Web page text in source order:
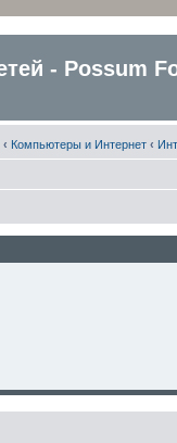
- Possum
‹ Компьютеры и Интернет ‹